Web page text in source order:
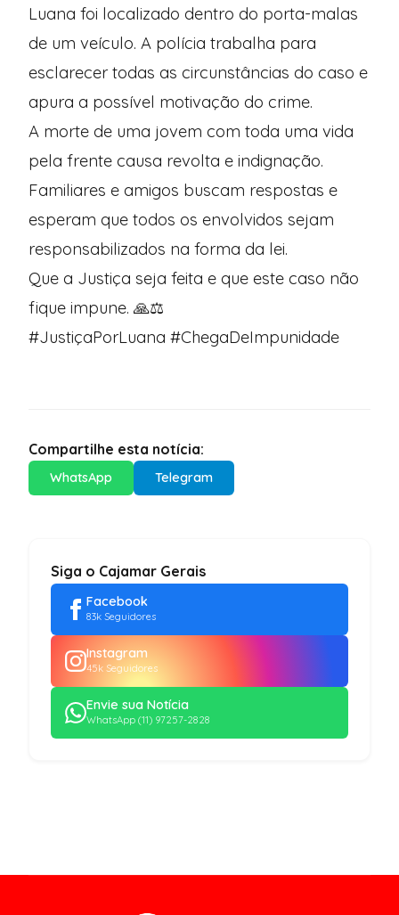
Luana foi localizado dentro do porta-malas
de um veículo. A polícia trabalha para
esclarecer todas as circunstâncias do caso e
apura a possível motivação do crime.
A morte de uma jovem com toda uma vida
pela frente causa revolta e indignação.
Familiares e amigos buscam respostas e
esperam que todos os envolvidos sejam
responsabilizados na forma da lei.
Que a Justiça seja feita e que este caso não
fique impune. 🙏⚖️
#JustiçaPorLuana #ChegaDeImpunidade
Compartilhe esta notícia:
WhatsApp Telegram
Siga o Cajamar Gerais
Facebook
83k Seguidores
Instagram
45k Seguidores
Envie sua Notícia
WhatsApp (11) 97257-2828